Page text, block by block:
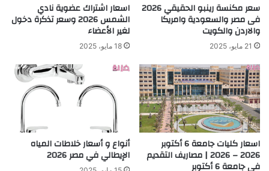
سعر مكنسة رينبو الحقيقي 2026
فى مصر والسعودية وامريكا
والاردن والكويت
21 مايو، 2025
اسعار اشتراك عضوية نادي
الشمس 2026 وسعر تذكرة دخول
لغير الأعضاء
18 مايو، 2025
اسعار كليات جامعة 6 أكتوبر
2026 – 2026 | مصاريف التقديم
في جامعة 6 أكتوبر
أنواع و أسعار خلاطات المياه
الإيطالي في مصر 2026